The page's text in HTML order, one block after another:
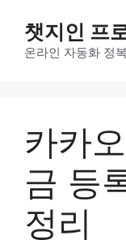
챗지인 프
온라인 자동화 정
카카
금 등
정리